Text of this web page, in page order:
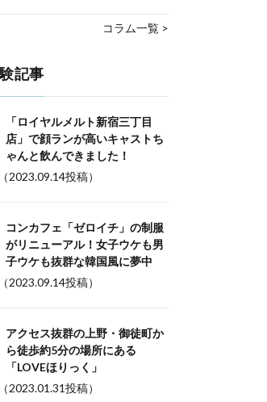
コラム一覧 >
記事
「ロイヤルメルト新宿三丁目
店」で顔ランが高いキャストち
ゃんと飲んできました！
2023.09.14投稿）
コンカフェ「ゼロイチ」の制服
がリニューアル！女子ウケも男
子ウケも抜群な韓国風に夢中
2023.09.14投稿）
アクセス抜群の上野・御徒町か
ら徒歩約5分の場所にある
「LOVEほりっく」
2023.01.31投稿）